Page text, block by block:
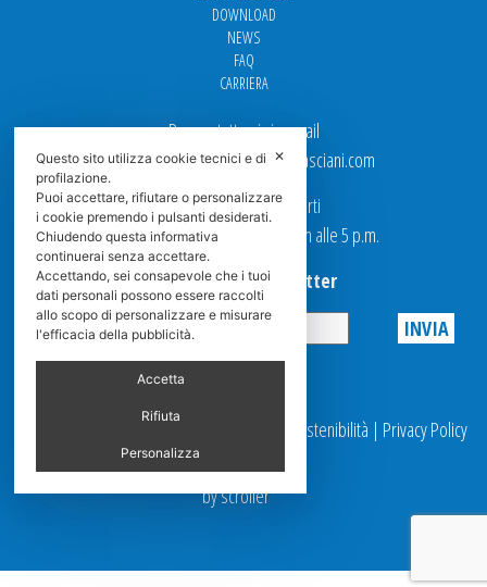
DOWNLOAD
NEWS
FAQ
CARRIERA
Per contattarci via email
Ufficio Vendite: italy.sales@spasciani.com
I nostri uffici sono aperti
dal Lunedi al Venerdi dalle 9 a.m alle 5 p.m.
Iscriviti alla Newsletter
Privacy
© 2025 Spasciani |Codice Etico Report Sostenibilità | Privacy Policy
|Videosorveglianza
by scroller
✕
Questo sito utilizza cookie tecnici e di
profilazione.
Puoi accettare, rifiutare o personalizzare
i cookie premendo i pulsanti desiderati.
Chiudendo questa informativa
continuerai senza accettare.
Accettando, sei consapevole che i tuoi
dati personali possono essere raccolti
allo scopo di personalizzare e misurare
l'efficacia della pubblicità.
Accetta
Rifiuta
Personalizza